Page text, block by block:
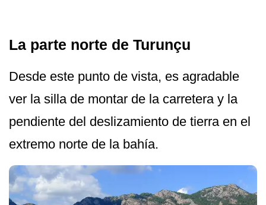
La parte norte de Turunçu
Desde este punto de vista, es agradable
ver la silla de montar de la carretera y la
pendiente del deslizamiento de tierra en el
extremo norte de la bahía.